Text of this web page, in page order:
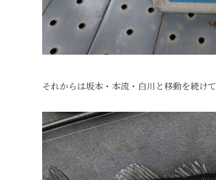
それからは坂本・本流・白川と移動を続け